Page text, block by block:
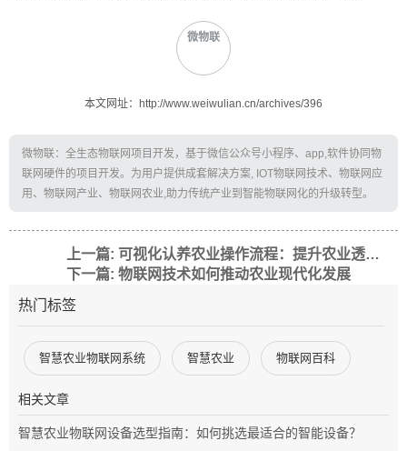
微物联
本文网址：http://www.weiwulian.cn/archives/396
微物联：全生态物联网项目开发，基于微信公众号小程序、app,软件协同物
联网硬件的项目开发。为用户提供成套解决方案, IOT物联网技术、物联网应
用、物联网产业、物联网农业,助力传统产业到智能物联网化的升级转型。
上一篇: 可视化认养农业操作流程：提升农业透明度的创新实践
下一篇: 物联网技术如何推动农业现代化发展
热门标签
智慧农业物联网系统 智慧农业 物联网百科
相关文章
智慧农业物联网设备选型指南：如何挑选最适合的智能设备？